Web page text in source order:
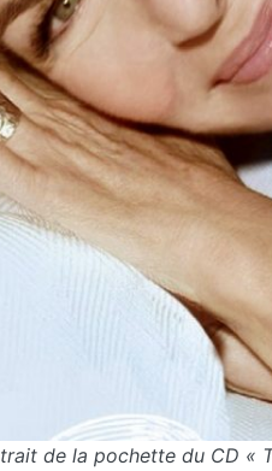
de la pochette du CD «